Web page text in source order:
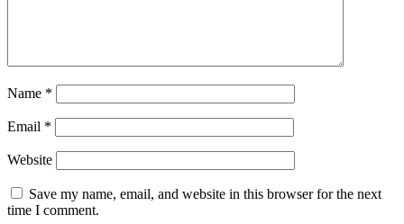
Name *
Email *
Website
Save my name, email, and website in this browser for the next
time I comment.